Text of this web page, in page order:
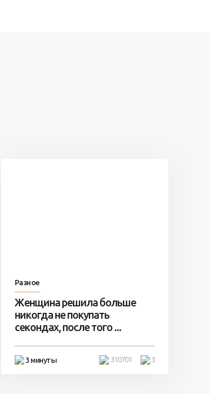
Разное
Женщина решила больше
никогда не покупать
секондах, после того ...
3 минуты 3
310701